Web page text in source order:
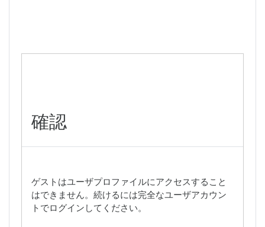
確認
ゲストはユーザプロファイルにアクセスすること
はできません。続けるには完全なユーザアカウン
トでログインしてください。